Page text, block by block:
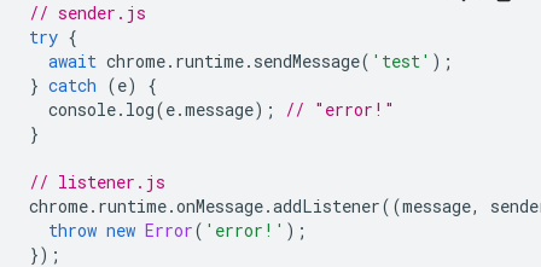
// sender.js
try {
await chrome. runtime. sendMessage( 'test' );
} catch (e)
{
console. log(e.message);
// "error!"
}
// listener.js
chrome. runtime.onMessage.addListener((message,
throw new Error( 'error!' );
});